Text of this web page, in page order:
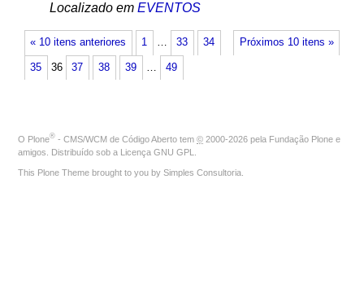
Localizado em EVENTOS
« 10 itens anteriores Próximos 10 itens »
1 … 33 34
35 36 37 38 39 … 49
O Plone® - CMS/WCM de Código Aberto tem © 2000-2026 pela Fundação Plone e
amigos. Distribuído sob a Licença GNU GPL
This Plone Theme brought to you by Simples Consultoria